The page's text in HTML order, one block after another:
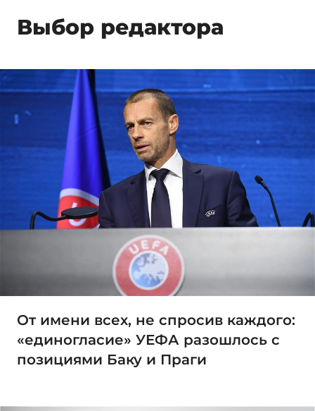
Выбор редактора
От имени всех, не спросив каждого:
«единогласие» УЕФА разошлось с
позициями Баку и Праги